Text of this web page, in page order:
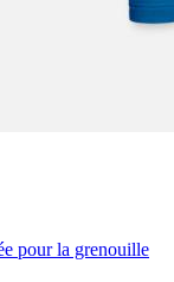
pour la grenouille